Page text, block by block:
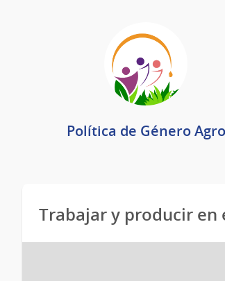
Política de Género Agro
Trabajar y producir en